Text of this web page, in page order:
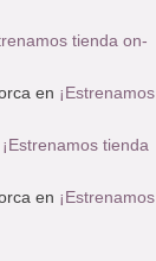
tienda on-
en ¡Estrenamos
¡Estrenamos tienda
en ¡Estrenamos